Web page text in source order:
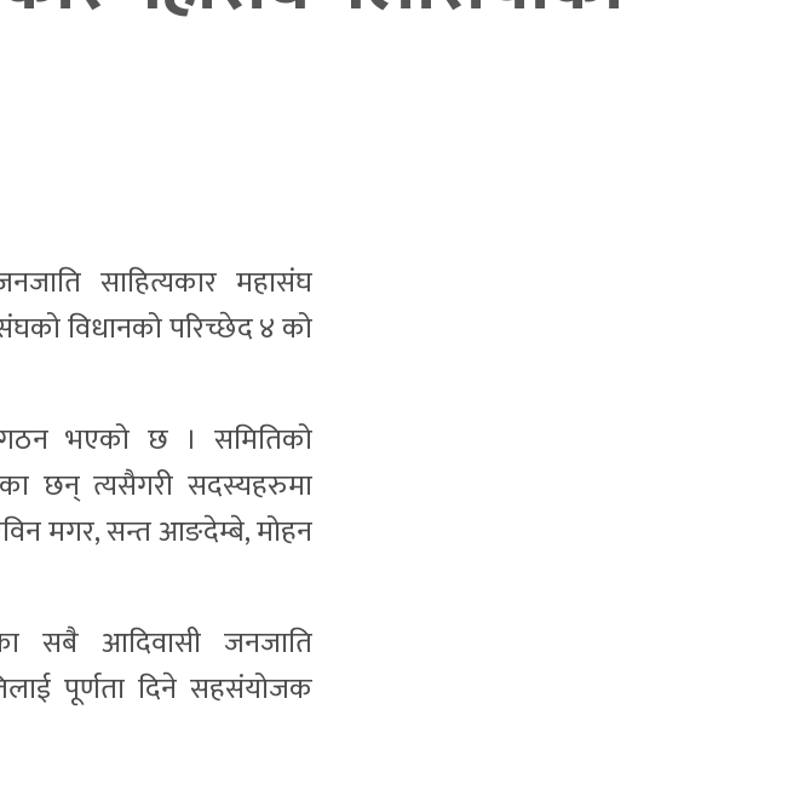
साहित्यकार महासंघ
विधानको परिच्छेद ४ को
गठन भएको छ । समितिको
छन् त्यसैगरी सदस्यहरुमा
मगर, सन्त आङदेम्बे, मोहन
सबै आदिवासी जनजाति
पूर्णता दिने सहसंयोजक